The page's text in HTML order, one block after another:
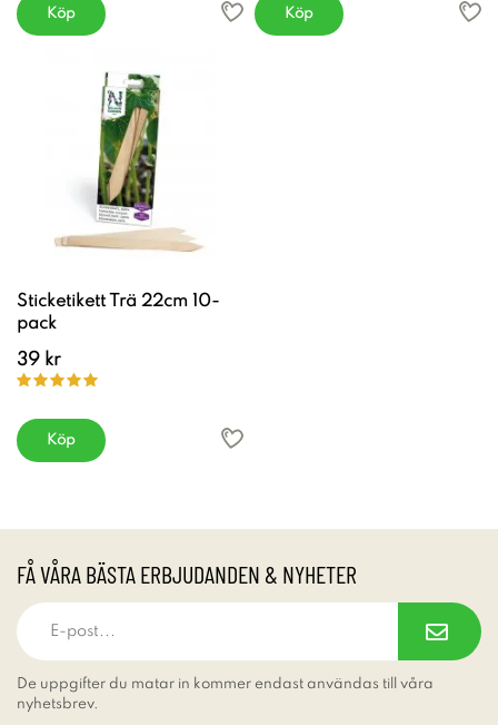
Köp Köp
Sticketikett Trä 22cm 10-
pack
39 kr
Köp
FÅ VÅRA BÄSTA ERBJUDANDEN & NYHETER
De uppgifter du matar in kommer endast användas till våra
nyhetsbrev.